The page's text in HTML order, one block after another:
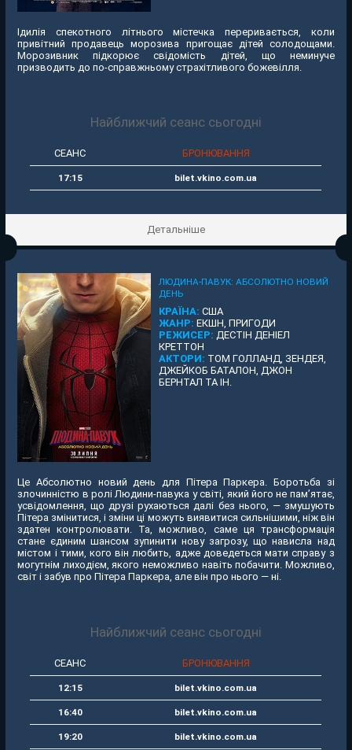
Ідилія спекотного літнього містечка переривається, коли
привітний продавець морозива пригощає дітей солодощами.
Морозивник підкорює свідомість дітей, що неминуче
призводить до по-справжньому страхітливого божевілля.
Найближчий сеанс сьогодні
СЕАНС БРОНЮВАННЯ
17:15 bilet.vkino.com.ua
Детальніше
ЛЮДИНА-ПАВУК: АБСОЛЮТНО НОВИЙ
ДЕНЬ
КРАЇНА: США
ЖАНР: ЕКШН, ПРИГОДИ
РЕЖИСЕР: ДЕСТІН ДЕНІЕЛ
КРЕТТОН
АКТОРИ: ТОМ ГОЛЛАНД, ЗЕНДЕЯ,
ДЖЕЙКОБ БАТАЛОН, ДЖОН
БЕРНТАЛ ТА ІН.
Це Абсолютно новий день для Пітера Паркера. Боротьба зі
злочинністю в ролі Людини-павука у світі, який його не пам’ятає,
усвідомлення, що друзі рухаються далі без нього, — змушують
Пітера змінитися, і зміни ці можуть виявитися сильнішими, ніж він
здатен контролювати. Та, можливо, саме ця трансформація
стане єдиним шансом зупинити нову загрозу, що нависла над
містом і тими, кого він любить, адже доведеться мати справу з
могутнім лиходієм, якого неможливо навіть побачити. Можливо,
світ і забув про Пітера Паркера, але він про нього — ні.
Найближчий сеанс сьогодні
СЕАНС БРОНЮВАННЯ
12:15 bilet.vkino.com.ua
16:40 bilet.vkino.com.ua
19:20 bilet.vkino.com.ua